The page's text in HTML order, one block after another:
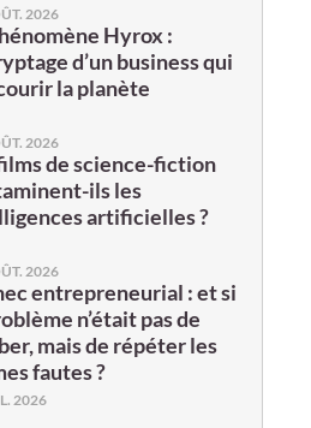
2026
Hyrox :
d’un business qui
la planète
2026
de science-fiction
ils les
artificielles ?
2026
entrepreneurial : et si
n’était pas de
mais de répéter les
fautes ?
2026